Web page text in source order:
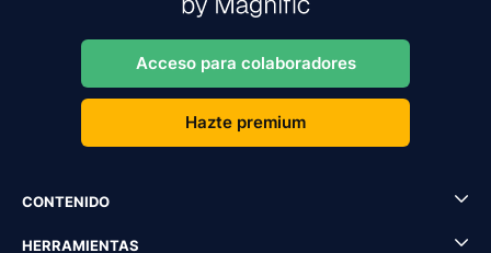
Acceso para colaboradores
Hazte premium
CONTENIDO
HERRAMIENTAS